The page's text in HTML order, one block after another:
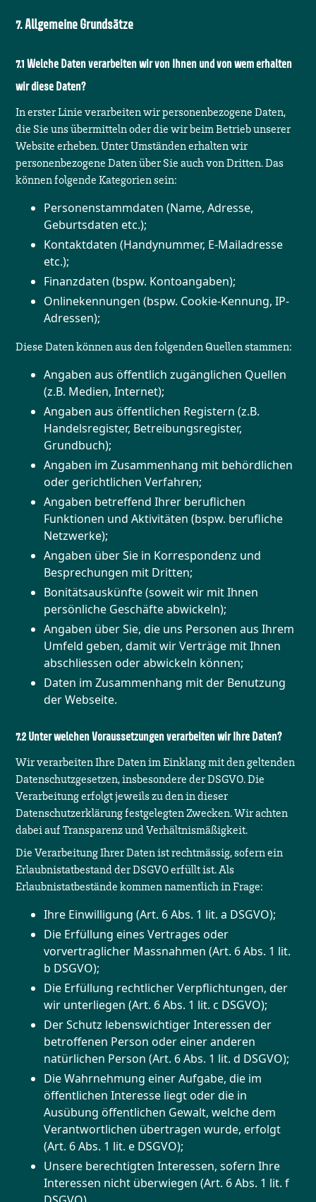
Allgemeine Grundsätze
Welche Daten verarbeiten wir von Ihnen und von wem erhalten
wir diese Daten?
In erster Linie verarbeiten wir personenbezogene Daten,
die Sie uns übermitteln oder die wir beim Betrieb unserer
Website erheben. Unter Umständen erhalten wir
personenbezogene Daten über Sie auch von Dritten. Das
können folgende Kategorien sein:
Personenstammdaten (Name, Adresse,
Geburtsdaten etc.);
Kontaktdaten (Handynummer, E-Mailadresse
etc.);
Finanzdaten (bspw. Kontoangaben);
Onlinekennungen (bspw. Cookie-Kennung, IP-
Adressen);
Diese Daten können aus den folgenden Quellen stammen:
Angaben aus öffentlich zugänglichen Quellen
(z.B. Medien, Internet);
Angaben aus öffentlichen Registern (z.B.
Handelsregister, Betreibungsregister,
Grundbuch);
Angaben im Zusammenhang mit behördlichen
oder gerichtlichen Verfahren;
Angaben betreffend Ihrer beruflichen
Funktionen und Aktivitäten (bspw. berufliche
Netzwerke);
Angaben über Sie in Korrespondenz und
Besprechungen mit Dritten;
Bonitätsauskünfte (soweit wir mit Ihnen
persönliche Geschäfte abwickeln);
Angaben über Sie, die uns Personen aus Ihrem
Umfeld geben, damit wir Verträge mit Ihnen
abschliessen oder abwickeln können;
Daten im Zusammenhang mit der Benutzung
der Webseite.
Unter welchen Voraussetzungen verarbeiten wir Ihre Daten?
Wir verarbeiten Ihre Daten im Einklang mit den geltenden
Datenschutzgesetzen, insbesondere der DSGVO. Die
Verarbeitung erfolgt jeweils zu den in dieser
Datenschutzerklärung festgelegten Zwecken. Wir achten
dabei auf Transparenz und Verhältnismäßigkeit.
Die Verarbeitung Ihrer Daten ist rechtmässig, sofern ein
Erlaubnistatbestand der DSGVO erfüllt ist. Als
Erlaubnistatbestände kommen namentlich in Frage:
Ihre Einwilligung (Art. 6 Abs. 1 lit. a DSGVO);
Die Erfüllung eines Vertrages oder
vorvertraglicher Massnahmen (Art. 6 Abs. 1 lit.
b DSGVO);
Die Erfüllung rechtlicher Verpflichtungen, der
wir unterliegen (Art. 6 Abs. 1 lit. c DSGVO);
Der Schutz lebenswichtiger Interessen der
betroffenen Person oder einer anderen
natürlichen Person (Art. 6 Abs. 1 lit. d DSGVO);
Die Wahrnehmung einer Aufgabe, die im
öffentlichen Interesse liegt oder die in
Ausübung öffentlichen Gewalt, welche dem
Verantwortlichen übertragen wurde, erfolgt
(Art. 6 Abs. 1 lit. e DSGVO);
Unsere berechtigten Interessen, sofern Ihre
Interessen nicht überwiegen (Art. 6 Abs. 1 lit. f